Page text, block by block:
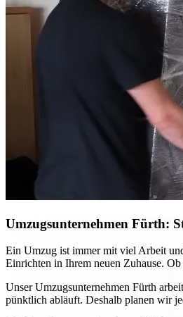
Umzugsunternehmen Fürth:
Ein Umzug ist immer mit viel Arbeit
Einrichten in Ihrem neuen Zuhause.
Unser Umzugsunternehmen Fürth
pünktlich abläuft. Deshalb planen wir